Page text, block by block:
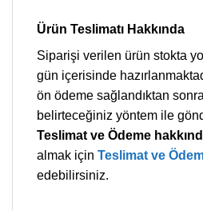
Ürün Teslimatı Hakkında
Siparişi verilen ürün stokta
gün içerisinde
ön ödeme sağlandıktan
belirteceğiniz yöntem ile
Teslimat ve Ödeme
almak için Teslimat ve
edebilirsiniz.